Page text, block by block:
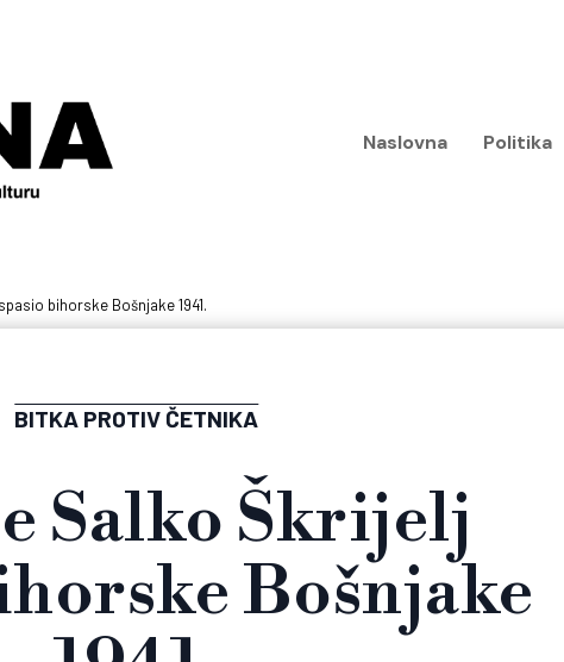
Naslovna Politika
bihorske Bošnjake 1941.
BITKA PROTIV ČETNIKA
Salko Škrijelj
Bošnjake